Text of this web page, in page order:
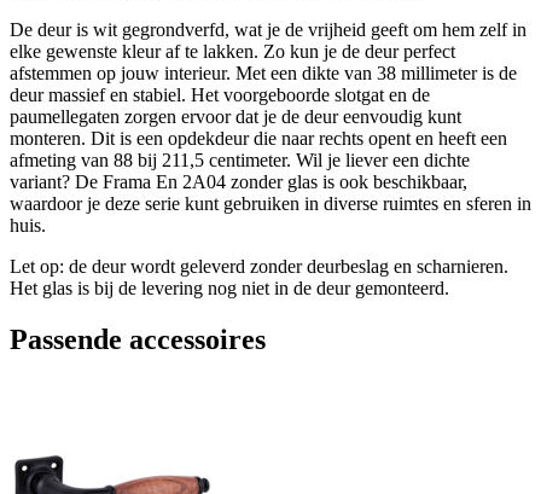
De deur is wit gegrondverfd, wat je de vrijheid geeft om hem zelf in
elke gewenste kleur af te lakken. Zo kun je de deur perfect
afstemmen op jouw interieur. Met een dikte van 38 millimeter is de
deur massief en stabiel. Het voorgeboorde slotgat en de
paumellegaten zorgen ervoor dat je de deur eenvoudig kunt
monteren. Dit is een opdekdeur die naar rechts opent en heeft een
afmeting van 88 bij 211,5 centimeter. Wil je liever een dichte
variant? De Frama En 2A04 zonder glas is ook beschikbaar,
waardoor je deze serie kunt gebruiken in diverse ruimtes en sferen in
huis.
Let op: de deur wordt geleverd zonder deurbeslag en scharnieren.
Het glas is bij de levering nog niet in de deur gemonteerd.
Passende accessoires